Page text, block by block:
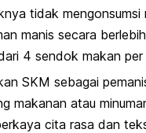
tidak mengonsumsi
manis secara
4 sendok makan per
SKM sebagai
makanan atau
cita rasa dan